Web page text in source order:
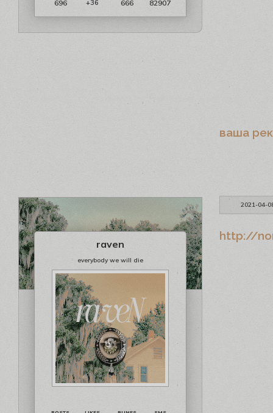
696 +36 666 82907
ваша
2021-04-
raven
everybody we will die
http://